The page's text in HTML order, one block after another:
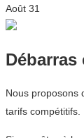
Août 31
Débarras
Nous proposons
tarifs compétitifs.